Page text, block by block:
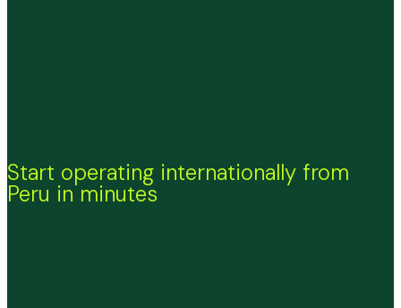
Start operating internationally from
Peru in minutes